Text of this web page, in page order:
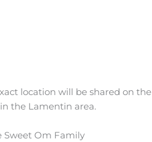
location will be shared on the
the Lamentin area.
Sweet Om Family